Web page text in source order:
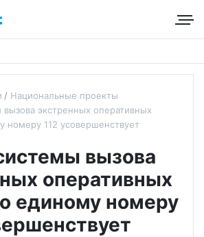
Национальные проекты
вызова экстренных оперативных
номеру 112 усовершенствует
вызова
оперативных
единому номеру